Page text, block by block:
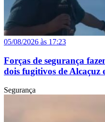
05/08/2026 às 17:23
Forças de segurança
dois fugitivos de Alcaçuz
Segurança